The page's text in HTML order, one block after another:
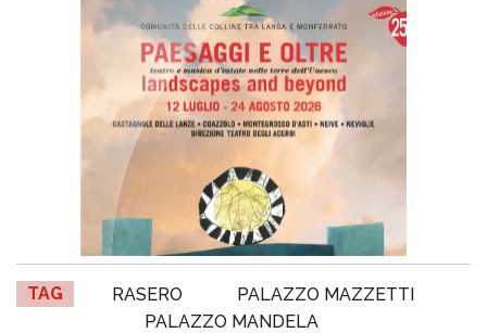
TAG RASERO
PALAZZO MAZZETTI
PALAZZO MANDELA